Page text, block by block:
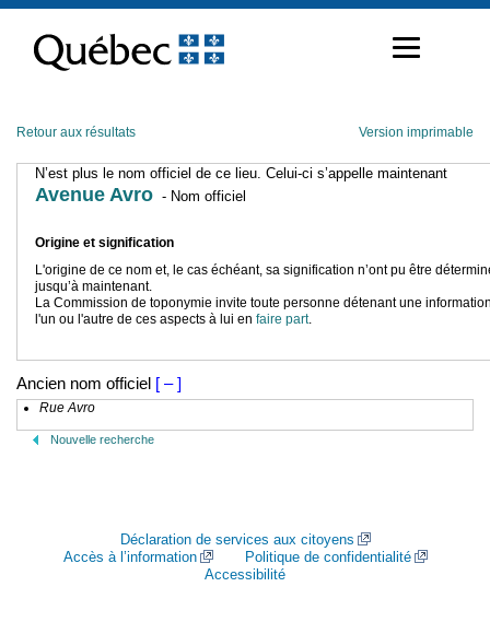
contenu
Retour aux résultats Version imprimable
N’est plus le nom officiel de ce lieu. Celui-ci s’appelle maintenant
Avenue Avro - Nom officiel
Origine et signification
L'origine de ce nom et, le cas échéant, sa signification n’ont pu être
jusqu’à maintenant.
La Commission de toponymie invite toute personne détenant une
l'un ou l'autre de ces aspects à lui en faire part.
Ancien nom officiel [ – ]
Rue Avro
Nouvelle recherche
Déclaration de services aux citoyens
Accès à l’information
Politique de confidentialité
Accessibilité